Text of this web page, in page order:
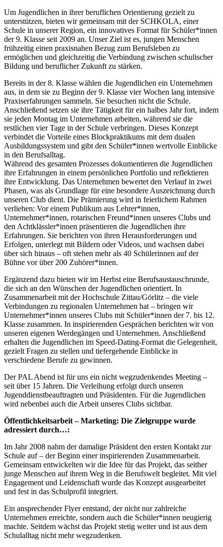
Um Jugendlichen in ihrer beruflichen Orientierung gezielt zu
unterstützen, bieten wir gemeinsam mit der SCHKOLA, einer
Schule in unserer Region, ein innovatives Format für Schüler*innen
der 9. Klasse seit 2009 an. Unser Ziel ist es, jungen Menschen
frühzeitig einen praxisnahen Bezug zum Berufsleben zu
ermöglichen und gleichzeitig die Verbindung zwischen schulischer
Bildung und beruflicher Zukunft zu stärken.
Bereits in der 8. Klasse wählen die Jugendlichen ein Unternehmen
aus, in dem sie zu Beginn der 9. Klasse vier Wochen lang intensive
Praxiserfahrungen sammeln. Sie besuchen nicht die Schule.
Anschließend setzen sie ihre Tätigkeit für ein halbes Jahr fort, indem
sie jeden Montag im Unternehmen arbeiten, während sie die
restlichen vier Tage in der Schule verbringen. Dieses Konzept
verbindet die Vorteile eines Blockpraktikums mit dem dualen
Ausbildungssystem und gibt den Schüler*innen wertvolle Einblicke
in den Berufsalltag.
Während des gesamten Prozesses dokumentieren die Jugendlichen
ihre Erfahrungen in einem persönlichen Portfolio und reflektieren
ihre Entwicklung. Das Unternehmen bewertet den Verlauf in zwei
Phasen, was als Grundlage für eine besondere Auszeichnung durch
unseren Club dient. Die Prämierung wird in feierlichem Rahmen
verliehen: Vor einem Publikum aus Lehrer*innen,
Unternehmer*innen, rotarischen Freund*innen unseres Clubs und
den Achtklässler*innen präsentieren die Jugendlichen ihre
Erfahrungen. Sie berichten von ihren Herausforderungen und
Erfolgen, unterlegt mit Bildern oder Videos, und wachsen dabei
über sich hinaus – oft stehen mehr als 40 Schülerinnen auf der
Bühne vor über 200 Zuhörer*innen.
Ergänzend dazu bieten wir im Herbst eine Berufsaustauschrunde,
die sich an den Wünschen der Jugendlichen orientiert. In
Zusammenarbeit mit der Hochschule Zittau/Görlitz – die viele
Verbindungen zu regionalen Unternehmen hat – bringen wir
Unternehmer*innen unseres Clubs mit Schüler*innen der 7. bis 12.
Klasse zusammen. In inspirierenden Gesprächen berichten wir von
unseren eigenen Werdegängen und Unternehmen. Anschließend
erhalten die Jugendlichen im Speed-Dating-Format die Gelegenheit,
gezielt Fragen zu stellen und tiefergehende Einblicke in
verschiedene Berufe zu gewinnen.
Der PAL Abend ist für uns ein nicht wegzudenkendes Meeting –
seit über 15 Jahren. Die Verleihung erfolgt durch unseren
Jugenddienstbeauftragten und Präsidenten. Für die Jugendlichen
wird nebenbei auch die Arbeit unseres Clubs sichtbar.
Öffentlichkeitsarbeit – Marketing: Die Zielgruppe wurde
adressiert durch…:
Im Jahr 2008 nahm der damalige Präsident den ersten Kontakt zur
Schule auf – der Beginn einer inspirierenden Zusammenarbeit.
Gemeinsam entwickelten wir die Idee für das Projekt, das seither
junge Menschen auf ihrem Weg in die Berufswelt begleitet. Mit viel
Engagement und Leidenschaft wurde das Konzept ausgearbeitet
und fest in das Schulprofil integriert.
Ein ansprechender Flyer entstand, der nicht nur zahlreiche
Unternehmen erreichte, sondern auch die Schüler*innen neugierig
machte. Seitdem wächst das Projekt stetig weiter und ist aus dem
Schulalltag nicht mehr wegzudenken.